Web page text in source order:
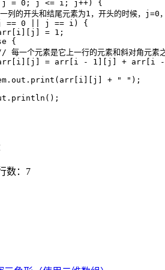
= 0; j <= i; j++) {
的开头和结尾元素为1，开头的时候，j=0
== 0 || j == i) {
= 1;
{
一个元素是它上一行的元素和斜对角元素
= arr[i - 1][j] + arr[i
+ " ");
数：7